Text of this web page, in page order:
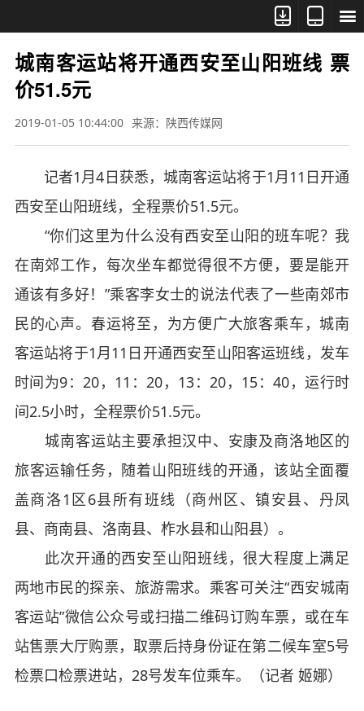



城南客运站将开通西安至山阳班线 票
价51.5元
2019-01-05 10:44:00 来源：陕西传媒网
记者1月4日获悉，城南客运站将于1月11日开通
西安至山阳班线，全程票价51.5元。
“你们这里为什么没有西安至山阳的班车呢？我
在南郊工作，每次坐车都觉得很不方便，要是能开
通该有多好！”乘客李女士的说法代表了一些南郊市
民的心声。春运将至，为方便广大旅客乘车，城南
客运站将于1月11日开通西安至山阳客运班线，发车
时间为9：20，11：20，13：20，15：40，运行时
间2.5小时，全程票价51.5元。
城南客运站主要承担汉中、安康及商洛地区的
旅客运输任务，随着山阳班线的开通，该站全面覆
盖商洛1区6县所有班线（商州区、镇安县、丹凤
县、商南县、洛南县、柞水县和山阳县）。
此次开通的西安至山阳班线，很大程度上满足
两地市民的探亲、旅游需求。乘客可关注“西安城南
客运站”微信公众号或扫描二维码订购车票，或在车
站售票大厅购票，取票后持身份证在第二候车室5号
检票口检票进站，28号发车位乘车。（记者 姬娜）